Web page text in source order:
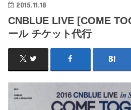
2015.11.18
CNBLUE LIVE [COME
ール チケット代行